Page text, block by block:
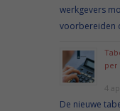
werkgevers
voorbereiden
per
4
De nieuwe